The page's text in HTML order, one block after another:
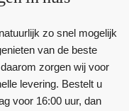
zo snel mogelijk
van de beste
zorgen wij voor
levering. Bestelt u
voor 16:00 uur, dan